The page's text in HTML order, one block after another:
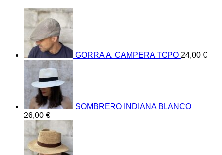
GORRA A. CAMPERA TOPO 24,00 €
SOMBRERO INDIANA BLANCO
26,00 €